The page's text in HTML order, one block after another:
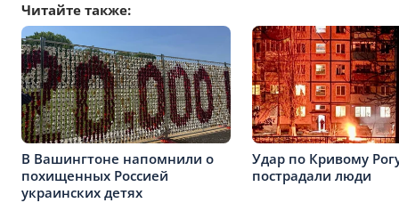
Читайте также:
В Вашингтоне напомнили о
похищенных Россией
украинских детях
Удар по Кривому
пострадали люди